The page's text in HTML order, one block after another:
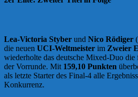
Lea-Victoria Styber und Nico Rödiger
die neuen UCI-Weltmeister im Zweier
wiederholte das deutsche Mixed-Duo
der Vorrunde. Mit 159,10 Punkten
als letzte Starter des Final-4 alle
Konkurrenz.